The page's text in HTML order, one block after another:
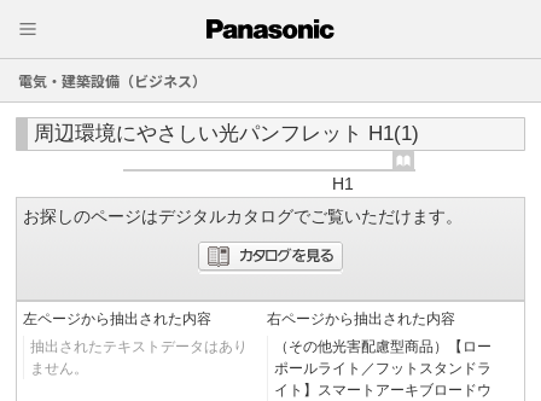
電気・建築設備（ビジネス）
周辺環境にやさしい光パンフレット H1(1)
H1
お探しのページはデジタルカタログでご覧いただけます。
左ページから抽出された内容
抽出されたテキストデータはあり
ません。
右ページから抽出された内容
（その他光害配慮型商品）【ロー
ポールライト／フットスタンドラ
イト】スマートアーキブロードウ